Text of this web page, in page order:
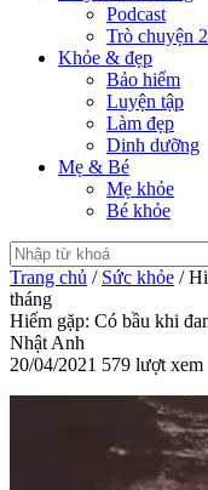
Podcast
Trò chuyện
Khỏe & đẹp
Bảo hiểm
Luyện tập
Làm đẹp
Dinh dưỡng
Mẹ & Bé
Mẹ khỏe
Bé khỏe
Trang chủ / Sức khỏe /
tháng
Hiếm gặp: Có bầu khi
Nhật Anh
20/04/2021 579 lượt xem